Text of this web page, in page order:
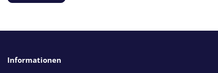
Informationen